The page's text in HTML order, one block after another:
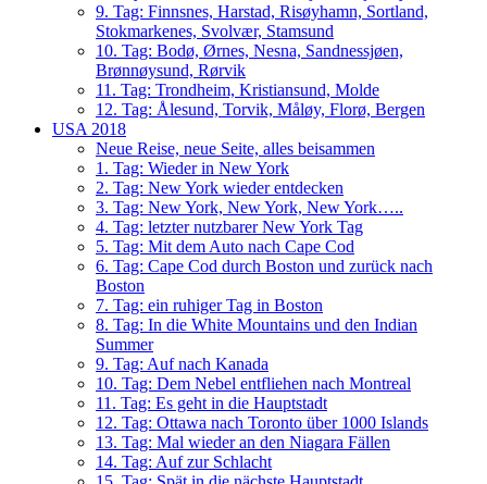
9. Tag: Finnsnes, Harstad, Risøyhamn, Sortland,
Stokmarkenes, Svolvær, Stamsund
10. Tag: Bodø, Ørnes, Nesna, Sandnessjøen,
Brønnøysund, Rørvik
11. Tag: Trondheim, Kristiansund, Molde
12. Tag: Ålesund, Torvik, Måløy, Florø, Bergen
USA 2018
Neue Reise, neue Seite, alles beisammen
1. Tag: Wieder in New York
2. Tag: New York wieder entdecken
3. Tag: New York, New York, New York…..
4. Tag: letzter nutzbarer New York Tag
5. Tag: Mit dem Auto nach Cape Cod
6. Tag: Cape Cod durch Boston und zurück nach
Boston
7. Tag: ein ruhiger Tag in Boston
8. Tag: In die White Mountains und den Indian
Summer
9. Tag: Auf nach Kanada
10. Tag: Dem Nebel entfliehen nach Montreal
11. Tag: Es geht in die Hauptstadt
12. Tag: Ottawa nach Toronto über 1000 Islands
13. Tag: Mal wieder an den Niagara Fällen
14. Tag: Auf zur Schlacht